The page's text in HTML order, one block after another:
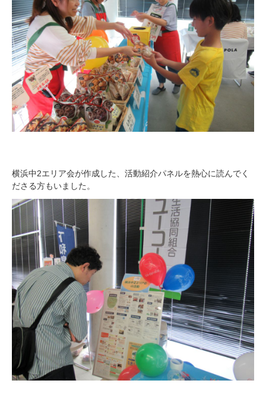
横浜中2エリア会が作成した、活動紹介パネルを熱心に読んでく
ださる方もいました。